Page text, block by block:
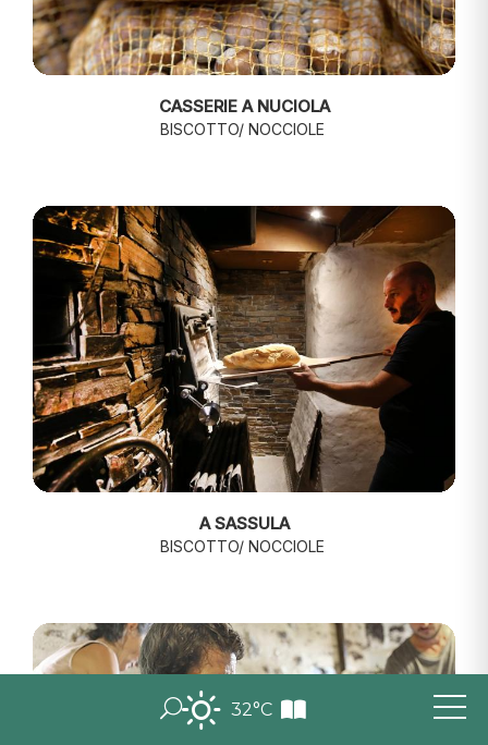
32°C
CASSERIE A NUCIOLA
BISCOTTO/ NOCCIOLE
A SASSULA
BISCOTTO/ NOCCIOLE